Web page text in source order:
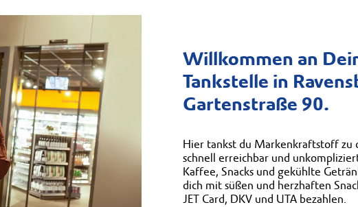
Willkommen an
Tankstelle in
Gartenstraße 90.
Hier tankst du Markenkraftstoff zu
schnell erreichbar und
Kaffee, Snacks und gekühlte
dich mit süßen und herzhaften
JET Card, DKV und UTA bezahlen.